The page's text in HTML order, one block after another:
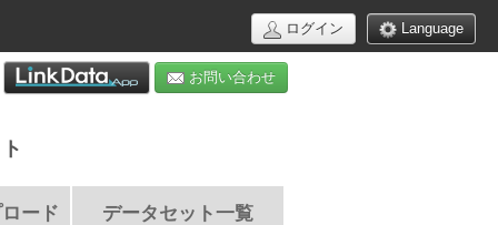
Language
ログイン
お問い合わせ
ード データセット一覧